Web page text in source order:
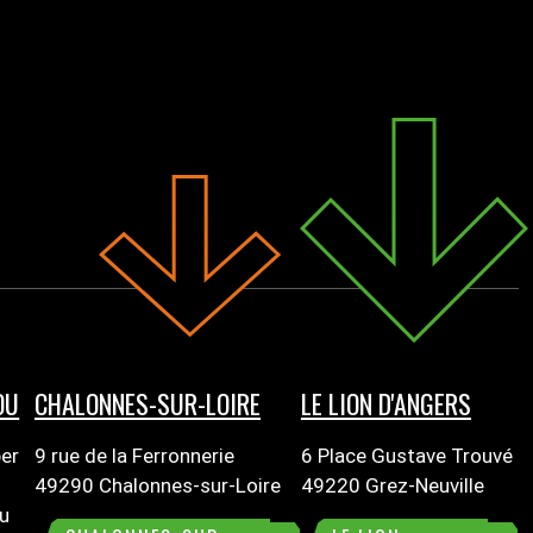
CHALONNES-SUR-LOIRE
9 rue de la Ferronnerie
49290 Chalonnes-sur-Loire
LE LION D'ANGERS
6 Place Gustave Trouvé
49220 Grez-Neuville